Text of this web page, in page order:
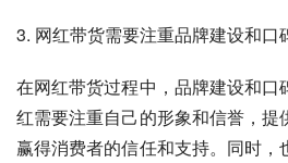
3. 网红带货需要注重品牌建设和口
在网红带货过程中，品牌建设和口
红需要注重自己的形象和信誉，提
赢得消费者的信任和支持。同时，